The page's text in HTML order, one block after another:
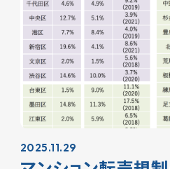
2025.11.29